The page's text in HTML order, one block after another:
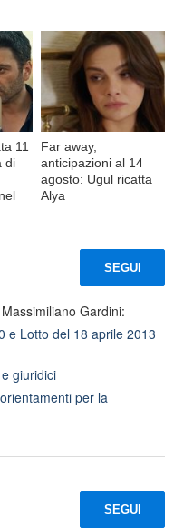
11
di
Far away,
anticipazioni al 14
agosto: Ugul ricatta
Alya
SEGUI
Gardini:
e Lotto del 18 aprile 2013
giuridici
per la
SEGUI